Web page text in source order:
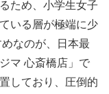
ため、小学生女子
いる層が極端に少
なのが、日本最
マ 心斎橋店」で
しており、圧倒的